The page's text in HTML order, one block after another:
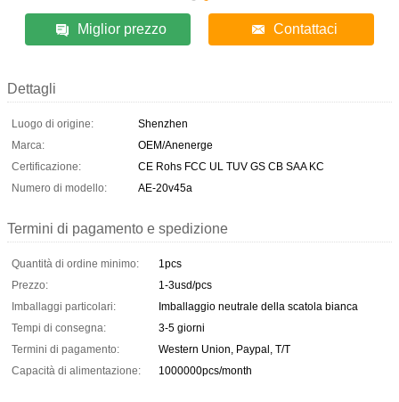
Miglior prezzo Contattaci
Dettagli
Luogo di origine:
Shenzhen
Marca:
OEM/Anenerge
Certificazione:
CE Rohs FCC UL TUV GS CB SAA KC
Numero di modello:
AE-20v45a
Termini di pagamento e spedizione
Quantità di ordine minimo:
1pcs
Prezzo:
1-3usd/pcs
Imballaggi particolari:
Imballaggio neutrale della scatola bianca
Tempi di consegna:
3-5 giorni
Termini di pagamento:
Western Union, Paypal, T/T
Capacità di alimentazione:
1000000pcs/month